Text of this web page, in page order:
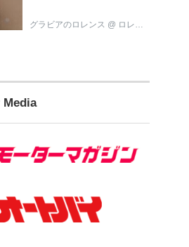
グラビアのロレンス @ ロレンス編集部
Media